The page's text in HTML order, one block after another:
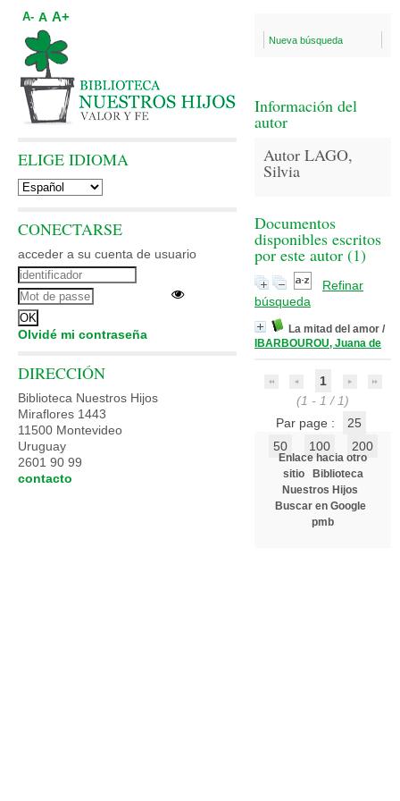
Nueva búsqueda
Información del
autor
Autor LAGO,
Silvia
Documentos
disponibles escritos
por este autor (1)
Refinar
búsqueda
La mitad del amor /
IBARBOUROU, Juana de
1
(1 - 1 / 1)
Par page :
25
50
100 200
Enlace hacia otro
sitio
Biblioteca
Nuestros Hijos
Buscar en Google
pmb
A- A A+
ELIGE IDIOMA
CONECTARSE
acceder a su cuenta de usuario
Olvidé mi contraseña
DIRECCIÓN
Biblioteca Nuestros Hijos
Miraflores 1443
11500 Montevideo
Uruguay
2601 90 99
contacto